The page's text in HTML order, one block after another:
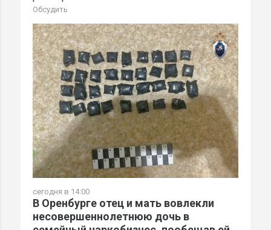
Обсудить
сегодня в 14:00
В Оренбурге отец и мать вовлекли
несовершеннолетнюю дочь в